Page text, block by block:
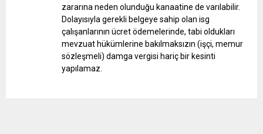
zararına neden olunduğu kanaatine de varılabilir.
Dolayısıyla gerekli belgeye sahip olan isg
çalışanlarının ücret ödemelerinde, tabi oldukları
mevzuat hükümlerine bakılmaksızın (işçi, memur
sözleşmeli) damga vergisi hariç bir kesinti
yapılamaz.